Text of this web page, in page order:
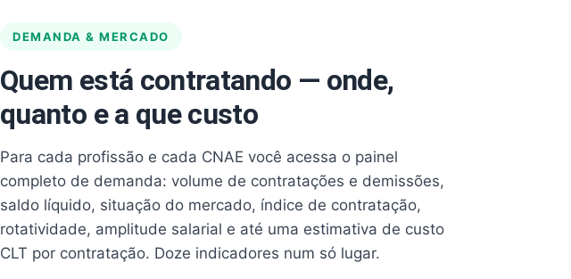
DEMANDA & MERCADO
Quem está contratando — onde,
quanto e a que custo
Para cada profissão e cada CNAE você acessa o painel
completo de demanda: volume de contratações e demissões,
saldo líquido, situação do mercado, índice de contratação,
rotatividade, amplitude salarial e até uma estimativa de custo
CLT por contratação. Doze indicadores num só lugar.